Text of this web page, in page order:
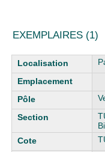
EXEMPLAIRES (1)
Liste des exemplaires